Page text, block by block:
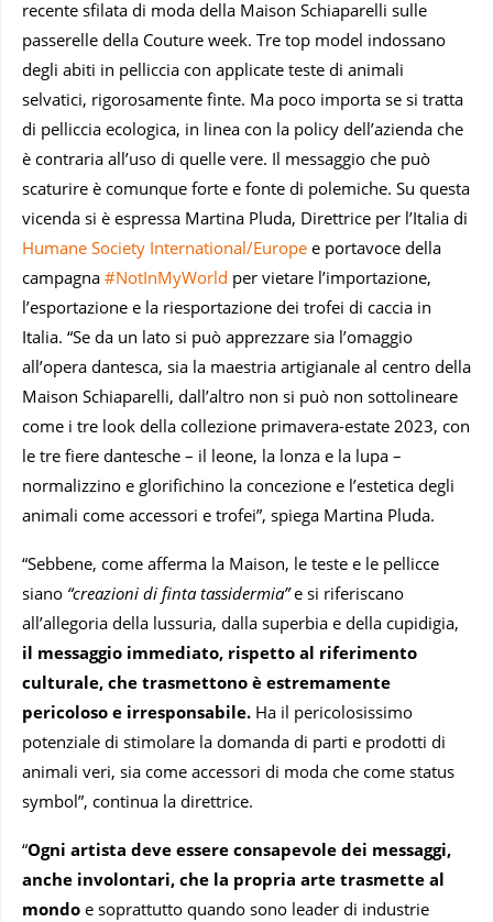
recente sfilata di moda della Maison Schiaparelli sulle
passerelle della Couture week. Tre top model indossano
degli abiti in pelliccia con applicate teste di animali
selvatici, rigorosamente finte. Ma poco importa se si tratta
di pelliccia ecologica, in linea con la policy dell’azienda che
è contraria all’uso di quelle vere. Il messaggio che può
scaturire è comunque forte e fonte di polemiche. Su questa
vicenda si è espressa Martina Pluda, Direttrice per l’Italia di
Humane Society International/Europe e portavoce della
campagna #NotInMyWorld per vietare l’importazione,
l’esportazione e la riesportazione dei trofei di caccia in
Italia. “Se da un lato si può apprezzare sia l’omaggio
all’opera dantesca, sia la maestria artigianale al centro della
Maison Schiaparelli, dall’altro non si può non sottolineare
come i tre look della collezione primavera-estate 2023, con
le tre fiere dantesche – il leone, la lonza e la lupa –
normalizzino e glorifichino la concezione e l’estetica degli
animali come accessori e trofei”, spiega Martina Pluda.
“Sebbene, come afferma la Maison, le teste e le pellicce
siano “creazioni di finta tassidermia”e si riferiscano
all’allegoria della lussuria, dalla superbia e della cupidigia,
il messaggio immediato, rispetto al riferimento
culturale, che trasmettono è estremamente
pericoloso e irresponsabile. Ha il pericolosissimo
potenziale di stimolare la domanda di parti e prodotti di
animali veri, sia come accessori di moda che come status
symbol”, continua la direttrice.
“Ogni artista deve essere consapevole dei messaggi,
anche involontari, che la propria arte trasmette al
mondo e soprattutto quando sono leader di industrie